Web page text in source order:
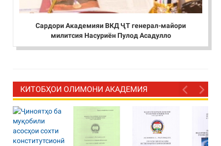
Сардори Академияи ВКД ҶТ генерал-майори
милитсия Насуриён Пулод Асадулло
КИТОБҲОИ ОЛИМОНИ АКАДЕМИЯ